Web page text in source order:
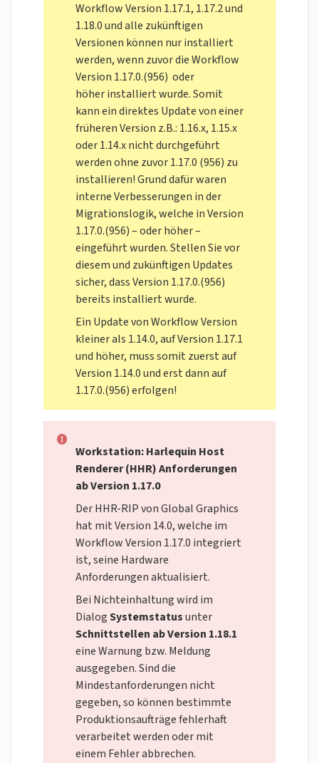
Workflow Version 1.17.1, 1.17.2 und
1.18.0 und alle zukünftigen
Versionen können nur installiert
werden, wenn zuvor die Workflow
Version 1.17.0.(956) oder
höher installiert wurde. Somit
kann ein direktes Update von einer
früheren Version z.B.: 1.16.x, 1.15.x
oder 1.14.x nicht durchgeführt
werden ohne zuvor 1.17.0 (956) zu
installieren! Grund dafür waren
interne Verbesserungen in der
Migrationslogik, welche in Version
1.17.0.(956) – oder höher –
eingeführt wurden. Stellen Sie vor
diesem und zukünftigen Updates
sicher, dass Version 1.17.0.(956)
bereits installiert wurde.
Ein Update von Workflow Version
kleiner als 1.14.0, auf Version 1.17.1
und höher, muss somit zuerst auf
Version 1.14.0 und erst dann auf
1.17.0.(956) erfolgen!
Workstation: Harlequin Host
Renderer (HHR) Anforderungen
ab Version 1.17.0
Der HHR-RIP von Global Graphics
hat mit Version 14.0, welche im
Workflow Version 1.17.0 integriert
ist, seine Hardware
Anforderungen aktualisiert.
Bei Nichteinhaltung wird im
DialogSystemstatusunter
Schnittstellen ab Version 1.18.1
eine Warnung bzw. Meldung
ausgegeben. Sind die
Mindestanforderungen nicht
gegeben, so können bestimmte
Produktionsaufträge fehlerhaft
verarbeitet werden oder mit
einem Fehler abbrechen.